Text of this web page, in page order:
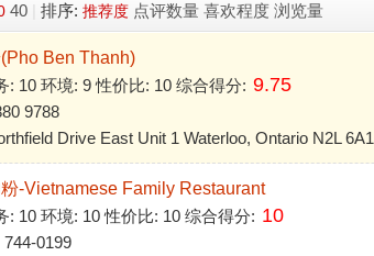
40 排序: 推荐度 点评数量 喜欢程度 浏览量
Ben Thanh)
: 10 环境: 9 性价比: 10 综合得分: 9.75
9788
Drive East Unit 1 Waterloo, Ontario N2L 6A1
-Vietnamese Family Restaurant
: 10 环境: 10 性价比: 10 综合得分: 10
0199